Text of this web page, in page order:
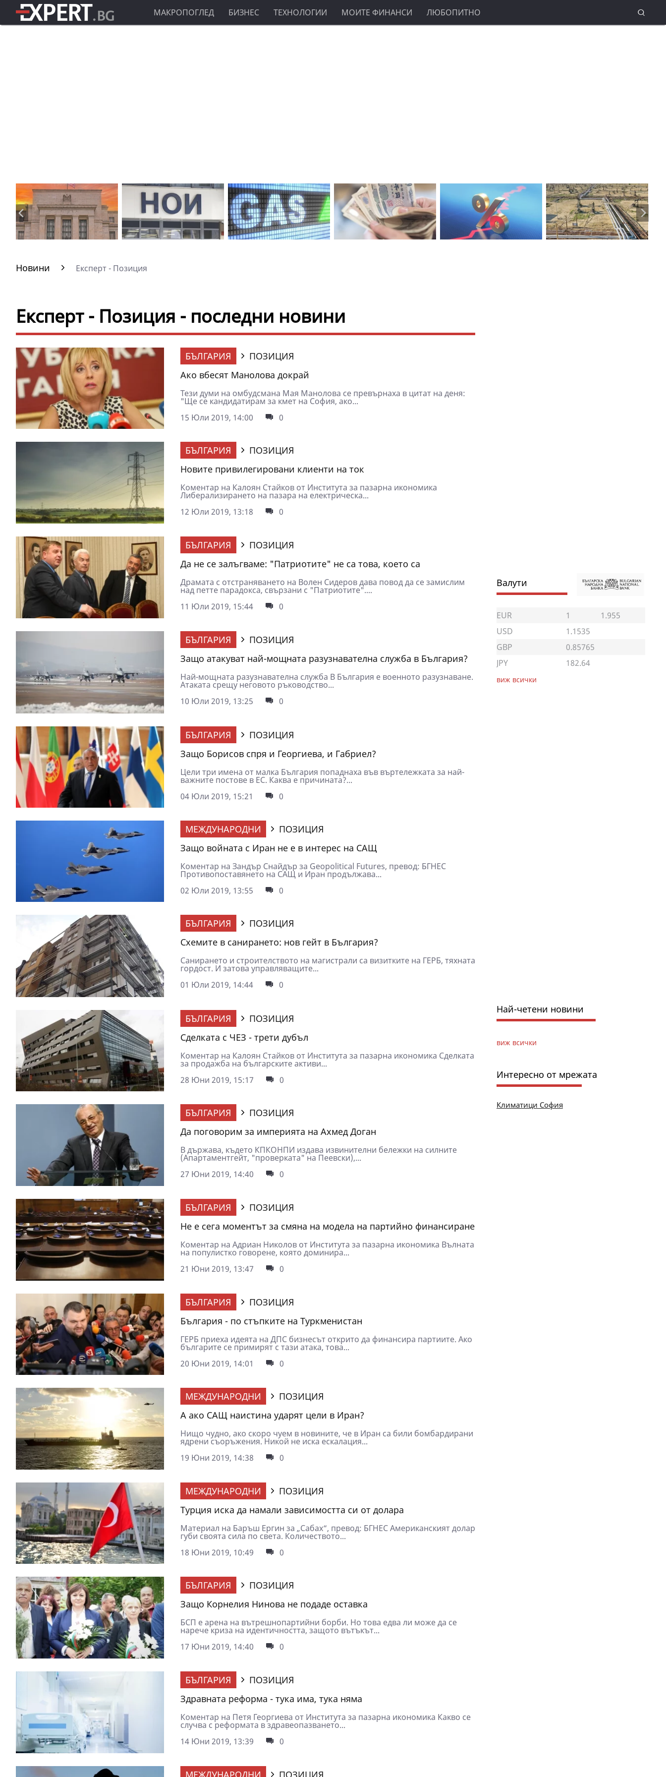
МАКРОПОГЛЕД БИЗНЕС ТЕХНОЛОГИИ МОИТЕ ФИНАНСИ ЛЮБОПИТНО
Новини Експерт - Позиция
Експерт - Позиция - последни новини
БЪЛГАРИЯ
ПОЗИЦИЯ
Ако вбесят Манолова докрай
Тези думи на омбудсмана Мая Манолова се превърнаха в цитат на деня:
"Ще се кандидатирам за кмет на София, ако...
15 Юли 2019, 14:00
0
БЪЛГАРИЯ
ПОЗИЦИЯ
Новите привилегировани клиенти на ток
Коментар на Калоян Стайков от Института за пазарна икономика
Либерализирането на пазара на електрическа...
12 Юли 2019, 13:18
0
БЪЛГАРИЯ
ПОЗИЦИЯ
Да не се залъгваме: "Патриотите" не са това, което са
Драмата с отстраняването на Волен Сидеров дава повод да се замислим
над петте парадокса, свързани с "Патриотите"....
11 Юли 2019, 15:44
0
БЪЛГАРИЯ
ПОЗИЦИЯ
Защо атакуват най-мощната разузнавателна служба в България?
Най-мощната разузнавателна служба В България е военното разузнаване.
Атаката срещу неговото ръководство...
10 Юли 2019, 13:25
0
БЪЛГАРИЯ
ПОЗИЦИЯ
Защо Борисов спря и Георгиева, и Габриел?
Цели три имена от малка България попаднаха във въртележката за най-
важните постове в ЕС. Каква е причината?...
04 Юли 2019, 15:21
0
МЕЖДУНАРОДНИ
ПОЗИЦИЯ
Защо войната с Иран не е в интерес на САЩ
Коментар на Зандър Снайдър за Geopolitical Futures, превод: БГНЕС
Противопоставянето на САЩ и Иран продължава...
02 Юли 2019, 13:55
0
БЪЛГАРИЯ
ПОЗИЦИЯ
Схемите в санирането: нов гейт в България?
Санирането и строителството на магистрали са визитките на ГЕРБ, тяхната
гордост. И затова управляващите...
01 Юли 2019, 14:44
0
БЪЛГАРИЯ
ПОЗИЦИЯ
Сделката с ЧЕЗ - трети дубъл
Коментар на Калоян Стайков от Института за пазарна икономика Сделката
за продажба на българските активи...
28 Юни 2019, 15:17
0
БЪЛГАРИЯ
ПОЗИЦИЯ
Да поговорим за империята на Ахмед Доган
В държава, където КПКОНПИ издава извинителни бележки на силните
(Апартаментгейт, "проверката" на Пеевски),...
27 Юни 2019, 14:40
0
БЪЛГАРИЯ
ПОЗИЦИЯ
Не е сега моментът за смяна на модела на партийно финансиране
Коментар на Адриан Николов от Института за пазарна икономика Вълната
на популистко говорене, която доминира...
21 Юни 2019, 13:47
0
БЪЛГАРИЯ
ПОЗИЦИЯ
България - по стъпките на Туркменистан
ГЕРБ приеха идеята на ДПС бизнесът открито да финансира партиите. Ако
българите се примирят с тази атака, това...
20 Юни 2019, 14:01
0
МЕЖДУНАРОДНИ
ПОЗИЦИЯ
А ако САЩ наистина ударят цели в Иран?
Нищо чудно, ако скоро чуем в новините, че в Иран са били бомбардирани
ядрени съоръжения. Никой не иска ескалация...
19 Юни 2019, 14:38
0
МЕЖДУНАРОДНИ
ПОЗИЦИЯ
Турция иска да намали зависимостта си от долара
Материал на Баръш Ергин за „Сабах“, превод: БГНЕС Американският долар
губи своята сила по света. Количеството...
18 Юни 2019, 10:49
0
БЪЛГАРИЯ
ПОЗИЦИЯ
Защо Корнелия Нинова не подаде оставка
БСП е арена на вътрешнопартийни борби. Но това едва ли може да се
нарече криза на идентичността, защото вътъкът...
17 Юни 2019, 14:40
0
БЪЛГАРИЯ
ПОЗИЦИЯ
Здравната реформа - тука има, тука няма
Коментар на Петя Георгиева от Института за пазарна икономика Какво се
случва с реформата в здравеопазването...
14 Юни 2019, 13:39
0
МЕЖДУНАРОДНИ ПОЗИЦИЯ
Валути
EUR 1
1.955
USD
1.1535
GBP
0.85765
JPY
182.64
виж всички
Най-четени новини
виж всички
Интересно от мрежата
Климатици София